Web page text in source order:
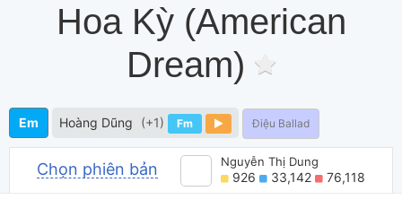
Hoa Kỳ (American
Dream)
Em Hoàng Dũng (+1) Fm Điệu Ballad
Chọn phiên bản Nguyễn Thị Dung
926 33,142 76,118